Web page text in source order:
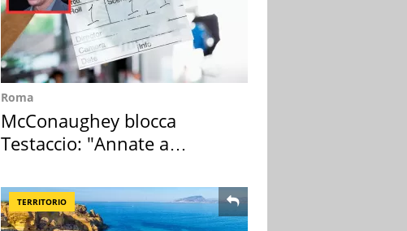
Roma
McConaughey blocca
Testaccio: "Annate a
TERRITORIO